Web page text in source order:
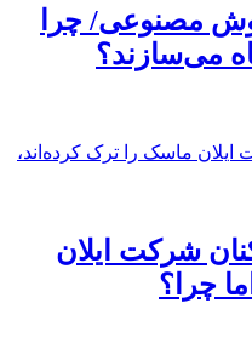
مصنوعی/ چرا
می‌سازند؟
شرکت ایلان
چرا؟